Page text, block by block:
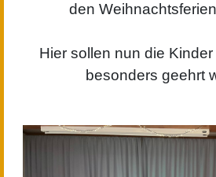
den
Hier sollen nun die
besonders geehrt